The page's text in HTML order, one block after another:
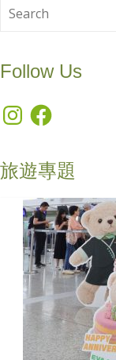
Follow Us
InstagramFacebook
旅遊專題